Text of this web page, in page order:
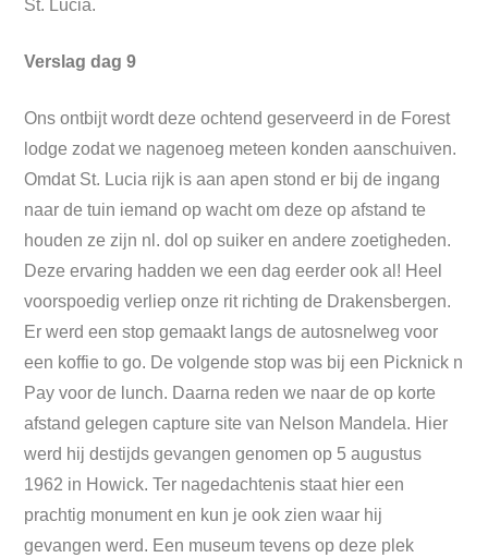
St. Lucia.
Verslag dag 9
Ons ontbijt wordt deze ochtend geserveerd in de Forest
lodge zodat we nagenoeg meteen konden aanschuiven.
Omdat St. Lucia rijk is aan apen stond er bij de ingang
naar de tuin iemand op wacht om deze op afstand te
houden ze zijn nl. dol op suiker en andere zoetigheden.
Deze ervaring hadden we een dag eerder ook al! Heel
voorspoedig verliep onze rit richting de Drakensbergen.
Er werd een stop gemaakt langs de autosnelweg voor
een koffie to go. De volgende stop was bij een Picknick n
Pay voor de lunch. Daarna reden we naar de op korte
afstand gelegen capture site van Nelson Mandela. Hier
werd hij destijds gevangen genomen op 5 augustus
1962 in Howick. Ter nagedachtenis staat hier een
prachtig monument en kun je ook zien waar hij
gevangen werd. Een museum tevens op deze plek